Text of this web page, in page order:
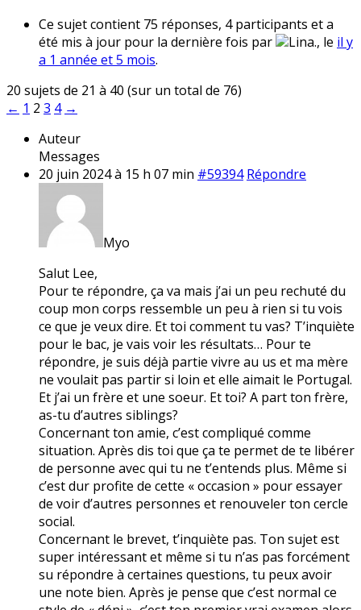
Ce sujet contient 75 réponses, 4 participants et a
été mis à jour pour la dernière fois par
Lina., le il y
a 1 année et 5 mois.
20 sujets de 21 à 40 (sur un total de 76)
← 1 2 3 4 →
Auteur
Messages
20 juin 2024 à 15 h 07 min #59394 Répondre
Myo
Salut Lee,
Pour te répondre, ça va mais j’ai un peu rechuté du
coup mon corps ressemble un peu à rien si tu vois
ce que je veux dire. Et toi comment tu vas? T’inquiète
pour le bac, je vais voir les résultats… Pour te
répondre, je suis déjà partie vivre au us et ma mère
ne voulait pas partir si loin et elle aimait le Portugal.
Et j’ai un frère et une soeur. Et toi? A part ton frère,
as-tu d’autres siblings?
Concernant ton amie, c’est compliqué comme
situation. Après dis toi que ça te permet de te libérer
de personne avec qui tu ne t’entends plus. Même si
c’est dur profite de cette « occasion » pour essayer
de voir d’autres personnes et renouveler ton cercle
social.
Concernant le brevet, t’inquiète pas. Ton sujet est
super intéressant et même si tu n’as pas forcément
su répondre à certaines questions, tu peux avoir
une note bien. Après je pense que c’est normal ce